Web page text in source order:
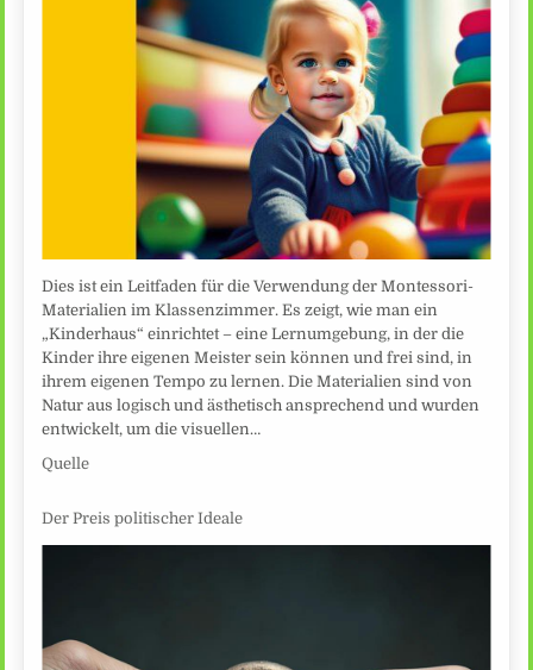
Dies ist ein Leitfaden für die Verwendung der Montessori-
Materialien im Klassenzimmer. Es zeigt, wie man ein
„Kinderhaus“ einrichtet – eine Lernumgebung, in der die
Kinder ihre eigenen Meister sein können und frei sind, in
ihrem eigenen Tempo zu lernen. Die Materialien sind von
Natur aus logisch und ästhetisch ansprechend und wurden
entwickelt, um die visuellen…
Quelle
Der Preis politischer Ideale